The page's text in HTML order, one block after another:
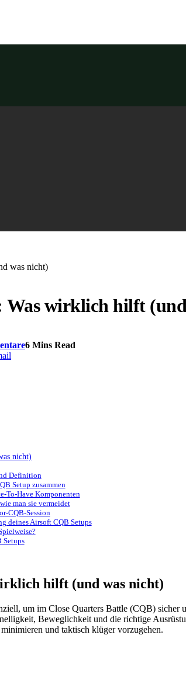
was nicht)
Was wirklich hilft
6 Mins Read
nicht)
Definition
Setup zusammen
To-Have Komponenten
man sie vermeidet
CQB-Session
deines Airsoft CQB Setups
Setups
hilft (und was nicht)
um im Close Quarters Battle (CQB)
Beweglichkeit und die richtige
und taktisch klüger vorzugehen.